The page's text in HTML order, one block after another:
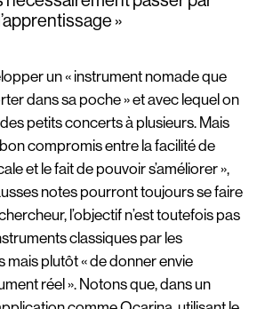
»
un « instrument nomade que
dans sa poche » et avec lequel on
petits concerts à plusieurs. Mais
compromis entre la facilité de
et le fait de pouvoir s’améliorer »,
notes pourront toujours se faire
l’objectif n’est toutefois pas
classiques par les
mais plutôt « de donner envie
réel ». Notons que, dans un